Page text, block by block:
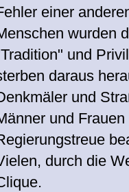
einer
wurden
und
daraus
und
und
durch die